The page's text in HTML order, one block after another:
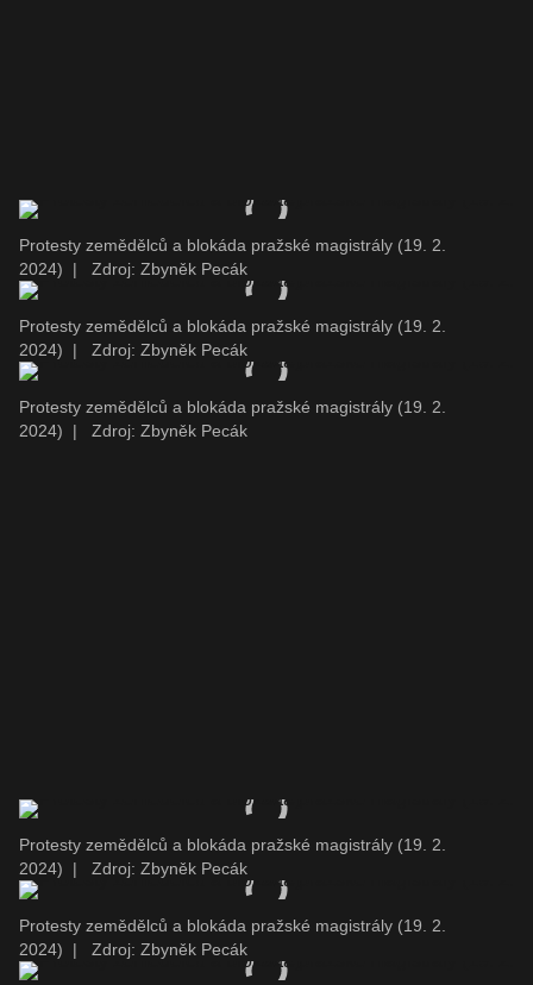
Protesty zemědělců a blokáda pražské magistrály (19. 2.
2024)
| Zdroj: Zbyněk Pecák
Protesty zemědělců a blokáda pražské magistrály (19. 2.
2024)
| Zdroj: Zbyněk Pecák
Protesty zemědělců a blokáda pražské magistrály (19. 2.
2024)
| Zdroj: Zbyněk Pecák
Protesty zemědělců a blokáda pražské magistrály (19. 2.
2024)
| Zdroj: Zbyněk Pecák
Protesty zemědělců a blokáda pražské magistrály (19. 2.
2024)
| Zdroj: Zbyněk Pecák